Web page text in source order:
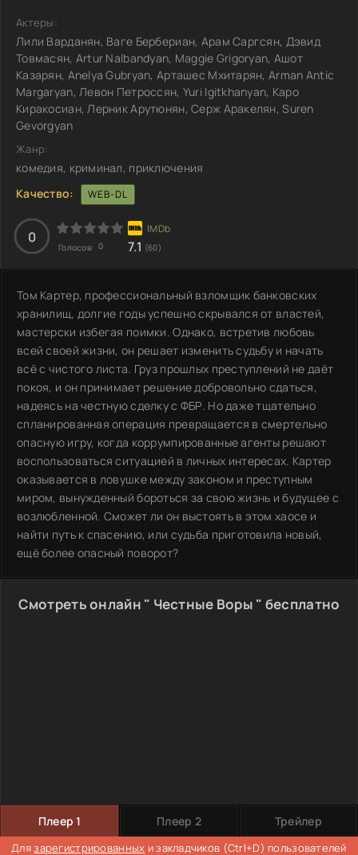
Актеры:
Лили Варданян, Ваге Бербериан, Арам Саргсян, Дэвид
Товмасян, Artur Nalbandyan, Maggie Grigoryan, Ашот
Казарян, Anelya Gubryan, Арташес Мхитарян, Arman Antic
Margaryan, Левон Петроссян, Yuri Igitkhanyan, Каро
Киракосиан, Лерник Арутюнян, Серж Аракелян, Suren
Gevorgyan
Жанр:
комедия, криминал, приключения
Качество:
WEB-DL
0
Голосов: 0 7.1 (60)
Том Картер, профессиональный взломщик банковских
хранилищ, долгие годы успешно скрывался от властей,
мастерски избегая поимки. Однако, встретив любовь
всей своей жизни, он решает изменить судьбу и начать
всё с чистого листа. Груз прошлых преступлений не даёт
покоя, и он принимает решение добровольно сдаться,
надеясь на честную сделку с ФБР. Но даже тщательно
спланированная операция превращается в смертельно
опасную игру, когда коррумпированные агенты решают
воспользоваться ситуацией в личных интересах. Картер
оказывается в ловушке между законом и преступным
миром, вынужденный бороться за свою жизнь и будущее с
возлюбленной. Сможет ли он выстоять в этом хаосе и
найти путь к спасению, или судьба приготовила новый,
ещё более опасный поворот?
Смотреть онлайн " Честные Воры " бесплатно
Плеер 1 Плеер 2 Трейлер
Длязарегистрированных и закладчиков (Ctrl+D) пользователей